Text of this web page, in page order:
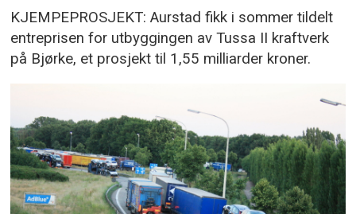
KJEMPEPROSJEKT: Aurstad fikk i sommer tildelt
entreprisen for utbyggingen av Tussa II kraftverk
på Bjørke, et prosjekt til 1,55 milliarder kroner.